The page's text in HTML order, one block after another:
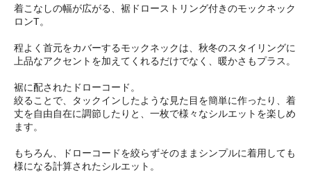
着こなしの幅が広がる、裾ドローストリング付きのモックネック
ロンT。
程よく首元をカバーするモックネックは、秋冬のスタイリングに
上品なアクセントを加えてくれるだけでなく、暖かさもプラス。
裾に配されたドローコード。
絞ることで、タックインしたような見た目を簡単に作ったり、着
丈を自由自在に調節したりと、一枚で様々なシルエットを楽しめ
ます。
もちろん、ドローコードを絞らずそのままシンプルに着用しても
様になる計算されたシルエット。